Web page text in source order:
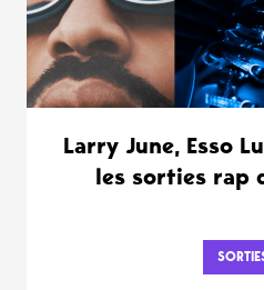
Larry June, Esso
les sorties rap